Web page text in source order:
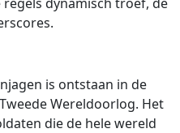
is ontstaan in de
Wereldoorlog. Het
die de hele wereld